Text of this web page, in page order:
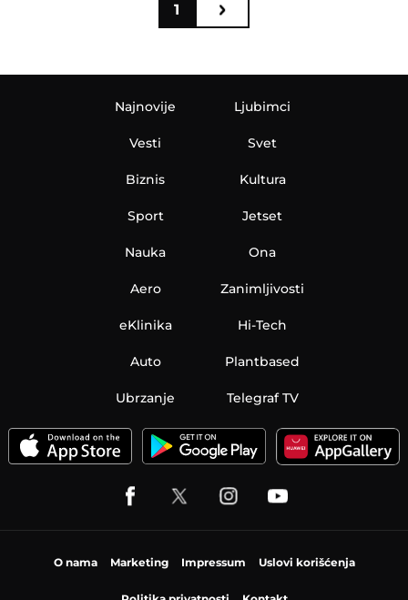
1
Najnovije
Vesti
Biznis
Sport
Nauka
Aero
Ljubimci
Svet
Kultura
Jetset
Ona
Zanimljivosti
eKlinika Hi-Tech
Auto Plantbased
Ubrzanje Telegraf TV
O nama Marketing Impressum Uslovi korišćenja